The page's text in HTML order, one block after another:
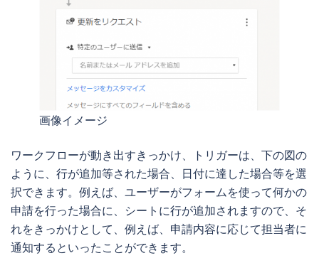
画像イメージ
ワークフローが動き出すきっかけ、トリガーは、下の図の
ように、行が追加等された場合、日付に達した場合等を選
択できます。例えば、ユーザーがフォームを使って何かの
申請を行った場合に、シートに行が追加されますので、そ
れをきっかけとして、例えば、申請内容に応じて担当者に
通知するといったことができます。